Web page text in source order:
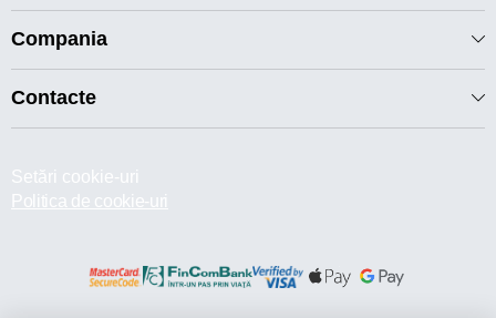
Compania
Contacte
Setări cookie-uri
Politica de cookie-uri